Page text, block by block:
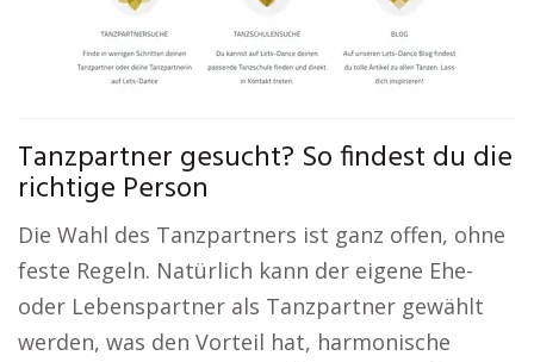
Tanzpartner gesucht? So findest du die
richtige Person
Die Wahl des Tanzpartners ist ganz offen, ohne
feste Regeln. Natürlich kann der eigene Ehe-
oder Lebenspartner als Tanzpartner gewählt
werden, was den Vorteil hat, harmonische